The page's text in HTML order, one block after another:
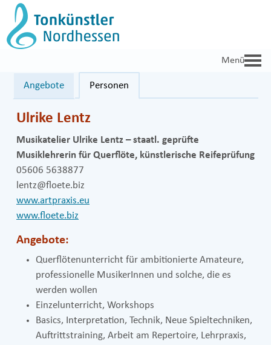
Zum
Inhalt
springen
Angebote Personen
Ulrike Lentz
Musikatelier Ulrike Lentz – staatl. geprüfte
Musiklehrerin für Querflöte, künstlerische Reifeprüfung
05606 5638877
lentz@floete.biz
www.artpraxis.eu
www.floete.biz
Angebote:
Querflötenunterricht für ambitionierte Amateure,
professionelle MusikerInnen und solche, die es
werden wollen
Einzelunterricht, Workshops
Basics, Interpretation, Technik, Neue Spieltechniken,
Auftrittstraining, Arbeit am Repertoire, Lehrpraxis,